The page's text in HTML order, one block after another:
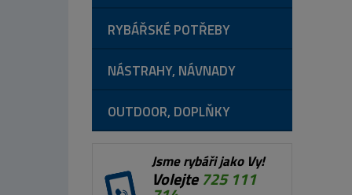
RYBÁŘSKÉ POTŘEBY
NÁSTRAHY, NÁVNADY
OUTDOOR, DOPLŇKY
Jsme rybáři jako Vy!
Volejte725 111